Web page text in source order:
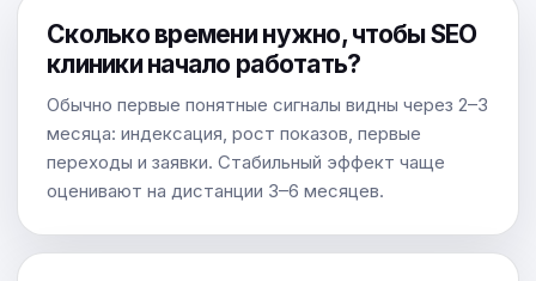
Сколько времени нужно, чтобы SEO
клиники начало работать?
Обычно первые понятные сигналы видны через 2–3
месяца: индексация, рост показов, первые
переходы и заявки. Стабильный эффект чаще
оценивают на дистанции 3–6 месяцев.